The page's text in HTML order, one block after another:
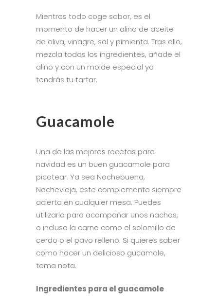
Mientras todo coge sabor, es el
momento de hacer un aliño de aceite
de oliva, vinagre, sal y pimienta. Tras ello,
mezcla todos los ingredientes, añade el
aliño y con un molde especial ya
tendrás tu tartar.
Guacamole
Una de las mejores recetas para
navidad es un buen guacamole para
picotear. Ya sea Nochebuena,
Nochevieja, este complemento siempre
acierta en cualquier mesa. Puedes
utilizarlo para acompañar unos nachos,
o incluso la carne como el solomillo de
cerdo o el pavo relleno. Si quieres saber
como hacer un delicioso gucamole,
toma nota.
Ingredientes para el guacamole